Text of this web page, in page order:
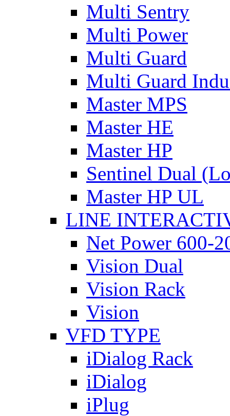
Multi Sentry
Multi Power
Multi Guard
Multi Guard
Master MPS
Master HE
Master HP
Sentinel Dual
Master HP UL
LINE
Net Power 600-
Vision Dual
Vision Rack
Vision
VFD TYPE
iDialog Rack
iDialog
iPlug